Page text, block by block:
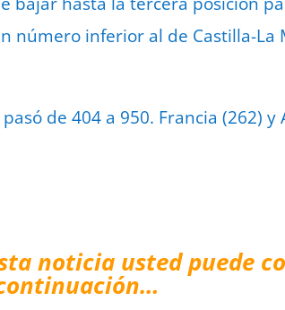
número inferior al de Castilla-La
de 404 a 950. Francia (262)
noticia usted puede